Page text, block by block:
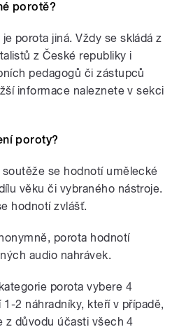
porotě?
porota jiná. Vždy se skládá z
z České republiky i
pedagogů či zástupců
informace naleznete v sekci
poroty?
se hodnotí umělecké
věku či vybraného nástroje.
hodnotí zvlášť.
porota hodnotí
audio nahrávek.
porota vybere 4
2 náhradníky, kteří v případě,
z důvodu účasti všech 4